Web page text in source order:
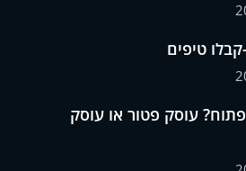
טיפים
עוסק פטור או עוסק